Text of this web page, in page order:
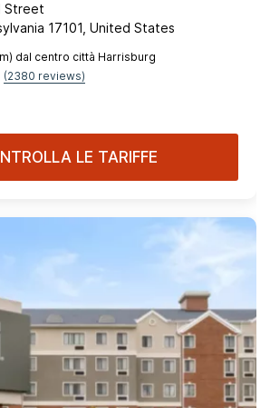
Street
17101, United States
dal centro città Harrisburg
(2380 reviews)
LE TARIFFE